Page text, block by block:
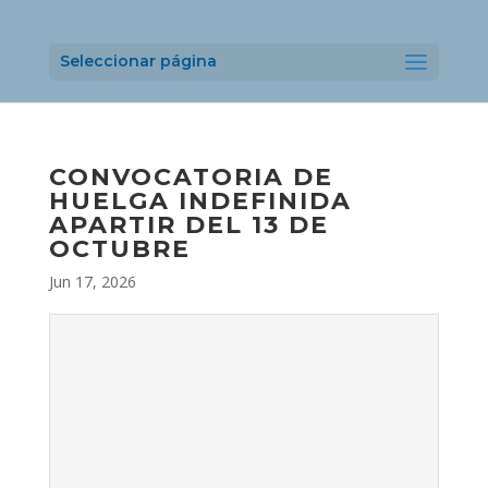
Seleccionar página
CONVOCATORIA DE
HUELGA INDEFINIDA
APARTIR DEL 13 DE
OCTUBRE
Jun 17, 2026